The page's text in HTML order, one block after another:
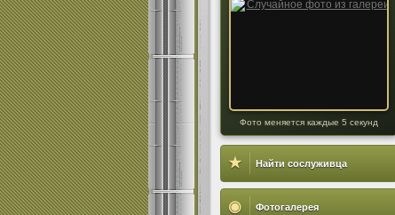
Фото меняется каждые 5 секунд
★ Найти сослуживца
◉ Фотогалерея